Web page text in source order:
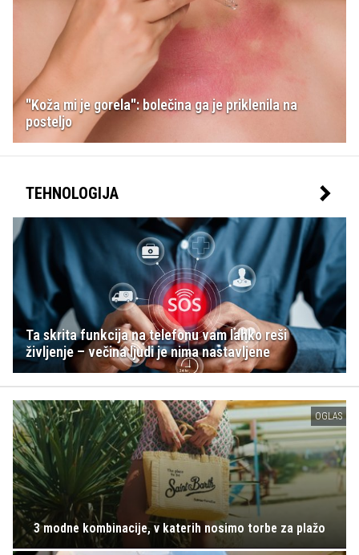
"Koža mi je gorela": bolečina ga je priklenila na
posteljo
TEHNOLOGIJA
Ta skrita funkcija na telefonu vam lahko reši
življenje – večina ljudi je nima nastavljene
OGLAS
3 modne kombinacije, v katerih nosimo torbe za plažo